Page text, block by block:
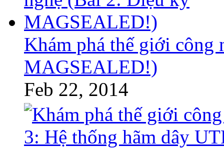
Khám phá thế giới công
MAGSEALED!)
Feb 22, 2014